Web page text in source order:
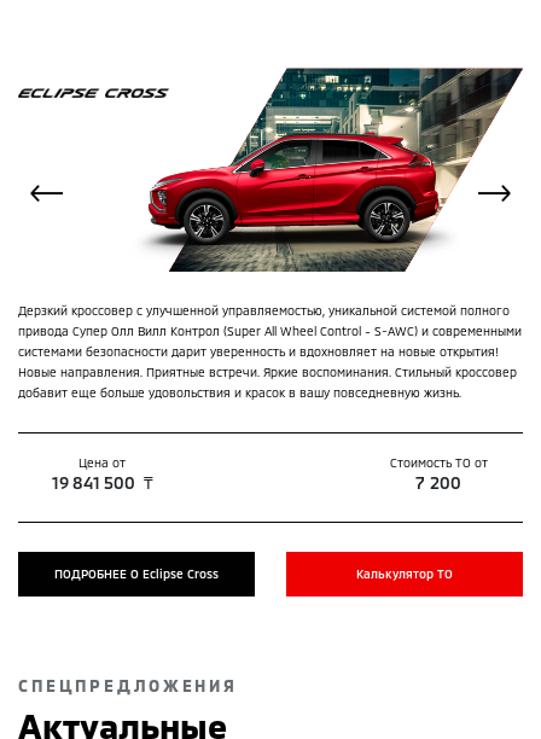
Дерзкий кроссовер с улучшенной управляемостью, уникальной системой полного
привода Супер Олл Вилл Контрол (Super All Wheel Control - S-AWC) и современными
системами безопасности дарит уверенность и вдохновляет на новые открытия!
Новые направления. Приятные встречи. Яркие воспоминания. Стильный кроссовер
добавит еще больше удовольствия и красок в вашу повседневную жизнь.
Цена от
19 841 500 ₸
Стоимость ТО от
7 200
ПОДРОБНЕЕ О Eclipse Cross Калькулятор ТО
СПЕЦПРЕДЛОЖЕНИЯ
Актуальные